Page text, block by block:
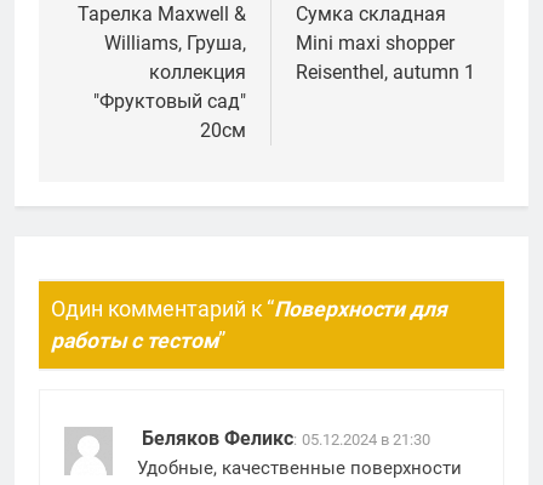
по
записям
Тарелка Maxwell &
Williams, Груша,
коллекция
"Фруктовый сад"
20см
Сумка складная
Mini maxi shopper
Reisenthel, autumn 1
Один комментарий к “Поверхности для
работы с тестом”
Беляков Феликс: 05.12.2024 в 21:30
Удобные, качественные поверхности